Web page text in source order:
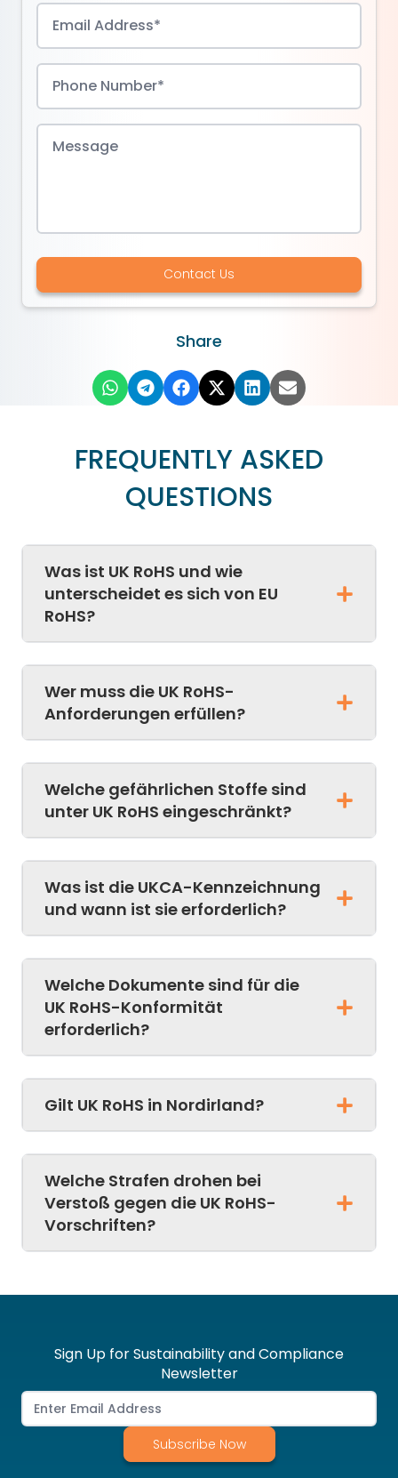
Contact Us
Share
FREQUENTLY ASKED
QUESTIONS
Was ist UK RoHS und wie
unterscheidet es sich von EU
RoHS?
Wer muss die UK RoHS-
Anforderungen erfüllen?
Welche gefährlichen Stoffe sind
unter UK RoHS eingeschränkt?
Was ist die UKCA-Kennzeichnung
und wann ist sie erforderlich?
Welche Dokumente sind für die
UK RoHS-Konformität
erforderlich?
Gilt UK RoHS in Nordirland?
Welche Strafen drohen bei
Verstoß gegen die UK RoHS-
Vorschriften?
Sign Up for Sustainability and Compliance
Newsletter
Subscribe Now